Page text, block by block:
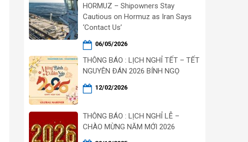
HORMUZ – Shipowners Stay
Cautious on Hormuz as Iran Says
‘Contact Us’
06/05/2026
THÔNG BÁO : LỊCH NGHỈ TẾT – TẾT
NGUYÊN ĐÁN 2026 BÍNH NGỌ
12/02/2026
THÔNG BÁO : LỊCH NGHỈ LỄ –
CHÀO MỪNG NĂM MỚI 2026